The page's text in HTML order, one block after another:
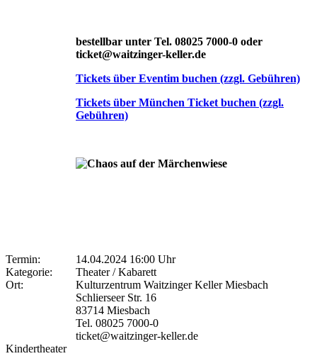
bestellbar unter Tel. 08025 7000-0 oder
ticket@waitzinger-keller.de
Tickets über Eventim buchen (zzgl. Gebühren)
Tickets über München Ticket buchen (zzgl.
Gebühren)
Termin:
14.04.2024 16:00 Uhr
Kategorie:
Theater / Kabarett
Ort:
Kulturzentrum Waitzinger Keller Miesbach
Schlierseer Str. 16
83714 Miesbach
Tel. 08025 7000-0
ticket@waitzinger-keller.de
Kindertheater